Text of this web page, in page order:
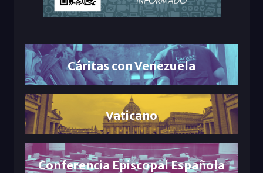
Cáritas con Venezuela
Vaticano
Conferencia Episcopal Española